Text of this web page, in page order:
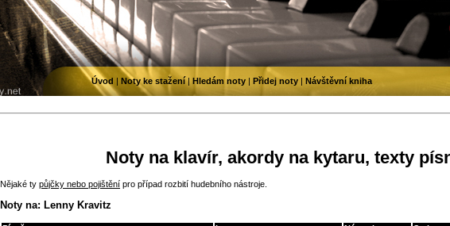
Noty na klavír, akordy na kytaru, texty
Nějaké ty půjčky nebo pojištění pro případ rozbití hudebního nástroje.
Noty na: Lenny Kravitz
Úvod | Noty ke stažení| Hledám noty | Přidej noty | Návštěvní kniha